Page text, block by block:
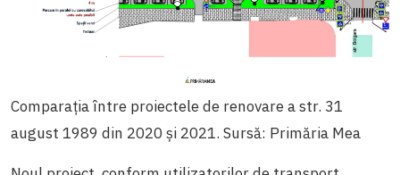
Comparația între proiectele de renovare a str. 31
august 1989 din 2020 și 2021. Sursă: Primăria Mea